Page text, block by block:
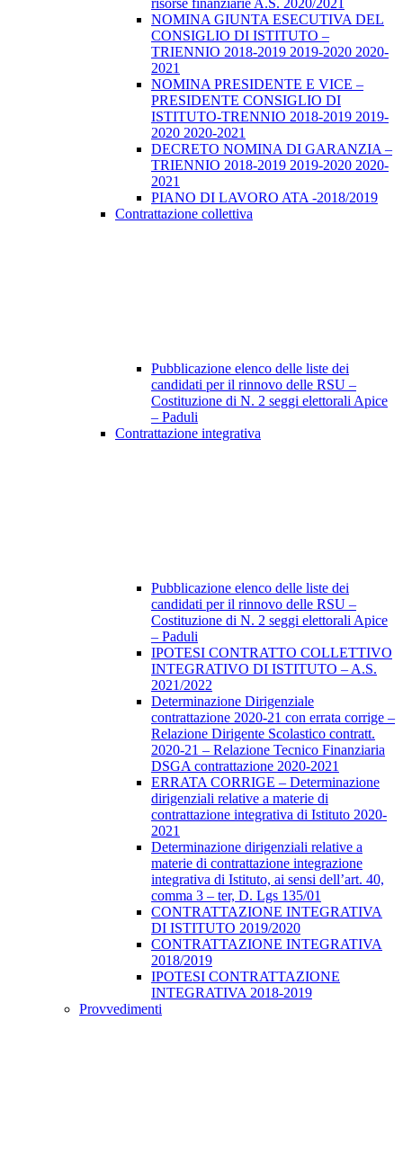
risorse finanziarie A.S. 2020/2021
NOMINA GIUNTA ESECUTIVA DEL
CONSIGLIO DI ISTITUTO –
TRIENNIO 2018-2019 2019-2020 2020-
2021
NOMINA PRESIDENTE E VICE –
PRESIDENTE CONSIGLIO DI
ISTITUTO-TRENNIO 2018-2019 2019-
2020 2020-2021
DECRETO NOMINA DI GARANZIA –
TRIENNIO 2018-2019 2019-2020 2020-
2021
PIANO DI LAVORO ATA -2018/2019
Contrattazione collettiva
Pubblicazione elenco delle liste dei
candidati per il rinnovo delle RSU –
Costituzione di N. 2 seggi elettorali Apice
– Paduli
Contrattazione integrativa
Pubblicazione elenco delle liste dei
candidati per il rinnovo delle RSU –
Costituzione di N. 2 seggi elettorali Apice
– Paduli
IPOTESI CONTRATTO COLLETTIVO
INTEGRATIVO DI ISTITUTO – A.S.
2021/2022
Determinazione Dirigenziale
contrattazione 2020-21 con errata corrige –
Relazione Dirigente Scolastico contratt.
2020-21 – Relazione Tecnico Finanziaria
DSGA contrattazione 2020-2021
ERRATA CORRIGE – Determinazione
dirigenziali relative a materie di
contrattazione integrativa di Istituto 2020-
2021
Determinazione dirigenziali relative a
materie di contrattazione integrazione
integrativa di Istituto, ai sensi dell’art. 40,
comma 3 – ter, D. Lgs 135/01
CONTRATTAZIONE INTEGRATIVA
DI ISTITUTO 2019/2020
CONTRATTAZIONE INTEGRATIVA
2018/2019
IPOTESI CONTRATTAZIONE
INTEGRATIVA 2018-2019
Provvedimenti